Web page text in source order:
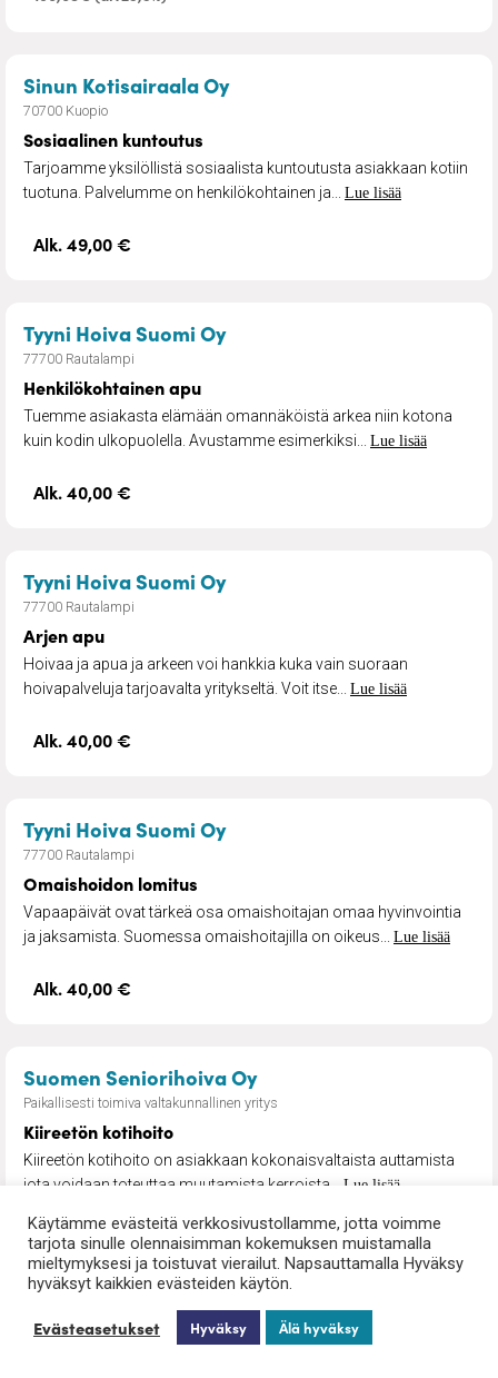
Sinun Kotisairaala Oy– Sosiaalinen kuntoutus
70700 Kuopio
Sosiaalinen kuntoutus
Tarjoamme yksilöllistä sosiaalista kuntoutusta asiakkaan kotiin
tuotuna. Palvelumme on henkilökohtainen ja... Lue lisää
Alk. 49,00 €
Tyyni Hoiva Suomi Oy– Henkilökohtainen apu
77700 Rautalampi
Henkilökohtainen apu
Tuemme asiakasta elämään omannäköistä arkea niin kotona
kuin kodin ulkopuolella. Avustamme esimerkiksi... Lue lisää
Alk. 40,00 €
Tyyni Hoiva Suomi Oy– Arjen apu
77700 Rautalampi
Arjen apu
Hoivaa ja apua ja arkeen voi hankkia kuka vain suoraan
hoivapalveluja tarjoavalta yritykseltä. Voit itse... Lue lisää
Alk. 40,00 €
Tyyni Hoiva Suomi Oy– Omaishoidon lomitus
77700 Rautalampi
Omaishoidon lomitus
Vapaapäivät ovat tärkeä osa omaishoitajan omaa hyvinvointia
ja jaksamista. Suomessa omaishoitajilla on oikeus... Lue lisää
Alk. 40,00 €
Suomen Seniorihoiva Oy– Kiireetön kotihoito
Paikallisesti toimiva valtakunnallinen yritys
Kiireetön kotihoito
Kiireetön kotihoito on asiakkaan kokonaisvaltaista auttamista
jota voidaan toteuttaa muutamista kerroista... Lue lisää
Alk. 39,00 €/tunti (alv0%)
48,95€ (alv25,5%)
Suomen Seniorihoiva Oy– Omaishoitajan sijaistus
Käytämme evästeitä verkkosivustollamme, jotta voimme
tarjota sinulle olennaisimman kokemuksen muistamalla
mieltymyksesi ja toistuvat vierailut. Napsauttamalla Hyväksy
hyväksyt kaikkien evästeiden käytön.
Evästeasetukset Hyväksy Älä hyväksy